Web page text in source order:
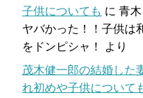
子供についても に 青
ヤバかった！！子供は
をドンピシャ！
より
茂木健一郎の結婚した
れ初めや子供について